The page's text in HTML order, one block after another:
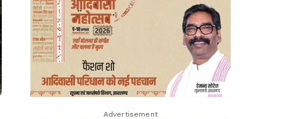
Advertisement